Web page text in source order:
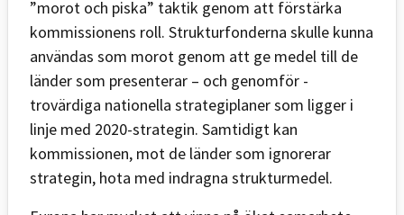
”morot och piska” taktik genom att förstärka
kommissionens roll. Strukturfonderna skulle kunna
användas som morot genom att ge medel till de
länder som presenterar – och genomför -
trovärdiga nationella strategiplaner som ligger i
linje med 2020-strategin. Samtidigt kan
kommissionen, mot de länder som ignorerar
strategin, hota med indragna strukturmedel.